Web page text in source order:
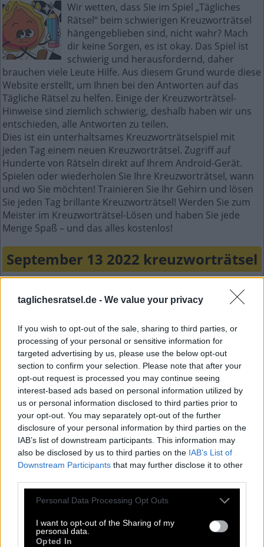
taglichesratsel.de - We value your privacy
If you wish to opt-out of the sale, sharing to third parties, or
processing of your personal or sensitive information for
targeted advertising by us, please use the below opt-out
section to confirm your selection. Please note that after your
opt-out request is processed you may continue seeing
interest-based ads based on personal information utilized by
us or personal information disclosed to third parties prior to
your opt-out. You may separately opt-out of the further
disclosure of your personal information by third parties on the
IAB’s list of downstream participants. This information may
also be disclosed by us to third parties on the IAB’s List of
Downstream Participants that may further disclose it to other
Personal Data Processing Opt Outs
I want to opt-out of the Sharing of my
personal data.
Opted In
Wir wetten, dass Sie im Spiel „Tägliches
Rätsel“ beim schwierigen Kreuzworträtsel
hängengeblieben sind, nicht wahr? Mach
dir keine Sorgen, es ist okay. Das Spiel ist
schwierig und herausfordernd, daher
brauchen viele Leute Hilfe. Aus diesem Grund wurde diese
Website erstellt, um Ihnen bei den Antworten auf das
Tägliche Rätsel zu helfen. Einige der Kreuzworträtsel-
Hinweise sind ziemlich schwierig, deshalb haben wir uns
entschieden, alle Antworten zu teilen.
Dies ist ein unterhaltsames Kreuzworträtselspiel mit
jeden Tag einem neuen Kreuzworträtsel. Zugriff auf
Hunderte von Rätseln direkt auf Ihrem Android-Gerät.
Spielen oder wiederholen Sie Ihre Kreuzworträtsel, wann
und wo Sie möchten! Trainieren Sie Ihr Gehirn und lösen
Sie jeden Tag brillante Kreuzworträtsel! Werden Sie zum
Meister im Kreuzworträtsel-Lösen und haben Sie jede
Menge Spaß – und das alles kostenlos!
September 13 2022 kreuzworträtsel
G
E S T
E
A
R L B E R
G
B
A T E
S
I
N E R
T
D
N A
Ein reicher Mensch vermacht sein Vermögen diesen:
E
R B E
N
Skigebiet in Österreich, St. Anton am __ :
A
R L B E R
G
Kurzwort für die allgemeine Hochschulreife
B
I